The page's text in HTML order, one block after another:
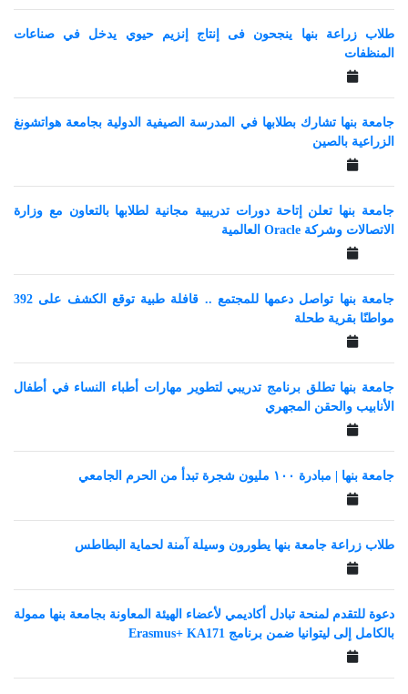
طلاب زراعة بنها ينجحون فى إنتاج إنزيم حيوي يدخل في صناعات
المنظفات
جامعة بنها تشارك بطلابها في المدرسة الصيفية الدولية بجامعة هواتشونغ
الزراعية بالصين
جامعة بنها تعلن إتاحة دورات تدريبية مجانية لطلابها بالتعاون مع وزارة
الاتصالات وشركة Oracle العالمية
‎جامعة بنها تواصل دعمها للمجتمع .. قافلة طبية توقع الكشف على 392
مواطنًا بقرية طحلة
‎جامعة بنها تطلق برنامج تدريبي لتطوير مهارات أطباء النساء في أطفال
الأنابيب والحقن المجهري
طلاب زراعة جامعة بنها يطورون وسيلة آمنة لحماية البطاطس
دعوة للتقدم لمنحة تبادل أكاديمي لأعضاء الهيئة المعاونة بجامعة بنها ممولة
بالكامل إلى ليتوانيا ضمن برنامج Erasmus+ KA171